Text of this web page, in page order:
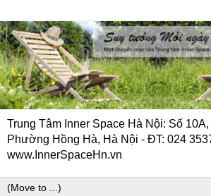
Trung Tâm Inner Space Hà Nội: Số
Phường Hồng Hà, Hà Nội - ĐT: 024
www.InnerSpaceHn.vn